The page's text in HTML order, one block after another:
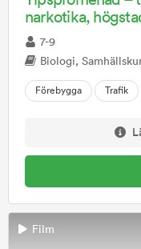
narkotika,
7-9
Biologi,
Förebygga Trafik
Film